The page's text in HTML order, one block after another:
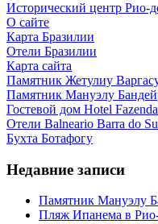
Исторический центр Рио-
О сайте
Карта Бразилии
Отели Бразилии
Карта сайта
Памятник Жетулиу
Памятник Мануэлу
Гостевой дом Hotel
Отели Balneario Barra do
Бухта Ботафогу
Недавние записи
Памятник Мануэлу
Пляж Ипанема в